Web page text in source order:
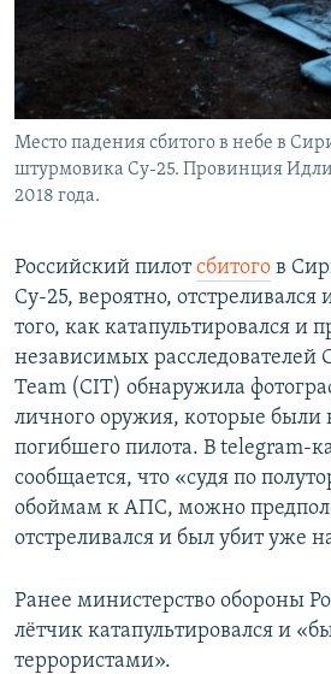
Место падения сбитого в небе в
штурмовика Су-25. Провинция
2018 года.
Российский пилотсбитого в
Су-25, вероятно, отстреливался
того, как катапультировался и
независимых расследователей
Team (CIT) обнаружила
личного оружия, которые были
погибшего пилота. В telegram-
сообщается, что «судя по
обоймам к АПС, можно
отстреливался и был убит уже
Ранее министерство обороны
лётчик катапультировался и
террористами».